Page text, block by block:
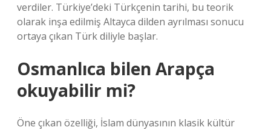
verdiler. Türkiye’deki Türkçenin tarihi, bu teorik
olarak inşa edilmiş Altayca dilden ayrılması sonucu
ortaya çıkan Türk diliyle başlar.
Osmanlıca bilen Arapça
okuyabilir mi?
Öne çıkan özelliği, İslam dünyasının klasik kültür